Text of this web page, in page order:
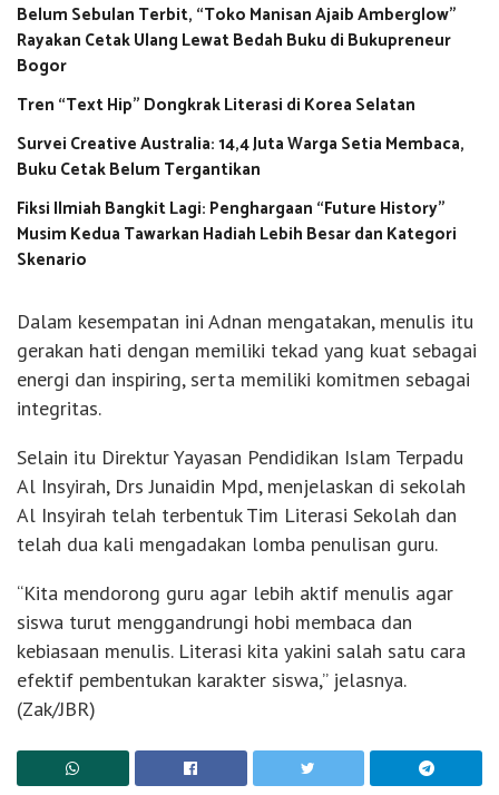
Belum Sebulan Terbit, “Toko Manisan Ajaib Amberglow”
Rayakan Cetak Ulang Lewat Bedah Buku di Bukupreneur
Bogor
Tren “Text Hip” Dongkrak Literasi di Korea Selatan
Survei Creative Australia: 14,4 Juta Warga Setia Membaca,
Buku Cetak Belum Tergantikan
Fiksi Ilmiah Bangkit Lagi: Penghargaan “Future History”
Musim Kedua Tawarkan Hadiah Lebih Besar dan Kategori
Skenario
Dalam kesempatan ini Adnan mengatakan, menulis itu
gerakan hati dengan memiliki tekad yang kuat sebagai
energi dan inspiring, serta memiliki komitmen sebagai
integritas.
Selain itu Direktur Yayasan Pendidikan Islam Terpadu
Al Insyirah, Drs Junaidin Mpd, menjelaskan di sekolah
Al Insyirah telah terbentuk Tim Literasi Sekolah dan
telah dua kali mengadakan lomba penulisan guru.
“Kita mendorong guru agar lebih aktif menulis agar
siswa turut menggandrungi hobi membaca dan
kebiasaan menulis. Literasi kita yakini salah satu cara
efektif pembentukan karakter siswa,” jelasnya.
(Zak/JBR)